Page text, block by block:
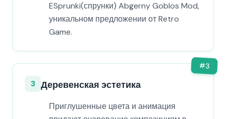
ESprunki(спрунки) Abgerny Goblos Mod,
уникальном предложении от Retro
Game.
#3
3 Деревенская эстетика
Приглушенные цвета и анимация